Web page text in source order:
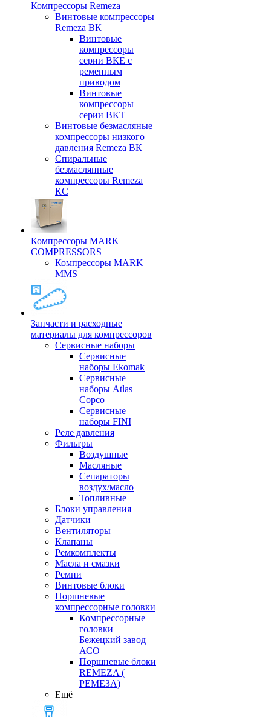
Компрессоры Remeza
Винтовые компрессоры
Remeza ВК
Винтовые
компрессоры
серии ВКЕ с
ременным
приводом
Винтовые
компрессоры
серии ВКТ
Винтовые безмасляные
компрессоры низкого
давления Remeza ВК
Спиральные
безмаслянные
компрессоры Remeza
КС
Компрессоры MARK
COMPRESSORS
Компрессоры MARK
MMS
Запчасти и расходные
материалы для компрессоров
Cервисные наборы
Сервисные
наборы Ekomak
Cервисные
наборы Atlas
Copco
Сервисные
наборы FINI
Реле давления
Фильтры
Воздушные
Масляные
Сепараторы
воздух/масло
Топливные
Блоки управления
Датчики
Вентиляторы
Клапаны
Ремкомплекты
Масла и смазки
Ремни
Винтовые блоки
Поршневые
компрессорные головки
Компрессорные
головки
Бежецкий завод
АСО
Поршневые блоки
REMEZA (
РЕМЕЗА)
Ещё